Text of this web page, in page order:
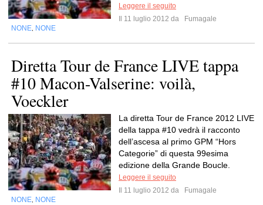
Leggere il seguito
Il 11 luglio 2012 da
Fumagale
NONE NONE
Diretta Tour de France LIVE tappa
#10 Macon-Valserine: voilà,
Voeckler
La diretta Tour de France 2012 LIVE
della tappa #10 vedrà il racconto
dell’ascesa al primo GPM “Hors
Categorie” di questa 99esima
edizione della Grande Boucle.
Leggere il seguito
Il 11 luglio 2012 da
Fumagale
NONE NONE